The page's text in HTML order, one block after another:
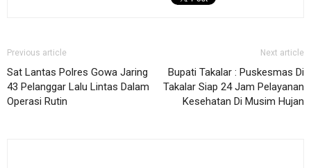
Previous article
Sat Lantas Polres Gowa Jaring
43 Pelanggar Lalu Lintas Dalam
Operasi Rutin
Next article
Bupati Takalar : Puskesmas Di
Takalar Siap 24 Jam Pelayanan
Kesehatan Di Musim Hujan